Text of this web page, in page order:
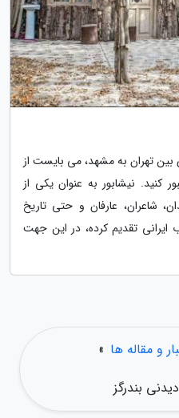
تهران به مشهد، می بایست از
کنید. نیشابور به عنوان یکی از
شاعران، عارفان و حتی تاریخ
تقدیم کرده، در این جهت
و مقاله ها »
بندرگز